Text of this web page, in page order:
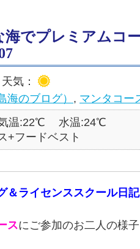
海でプレミアムコ
気：
海のブログ） , マンタコー
温:22℃
水温:24℃
+フードベスト
＆ライセンススクール日記
スにご参加のお二人の様